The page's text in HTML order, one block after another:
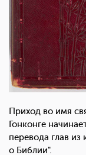
Приход во имя
Гонконге
перевода глав
о Библии".